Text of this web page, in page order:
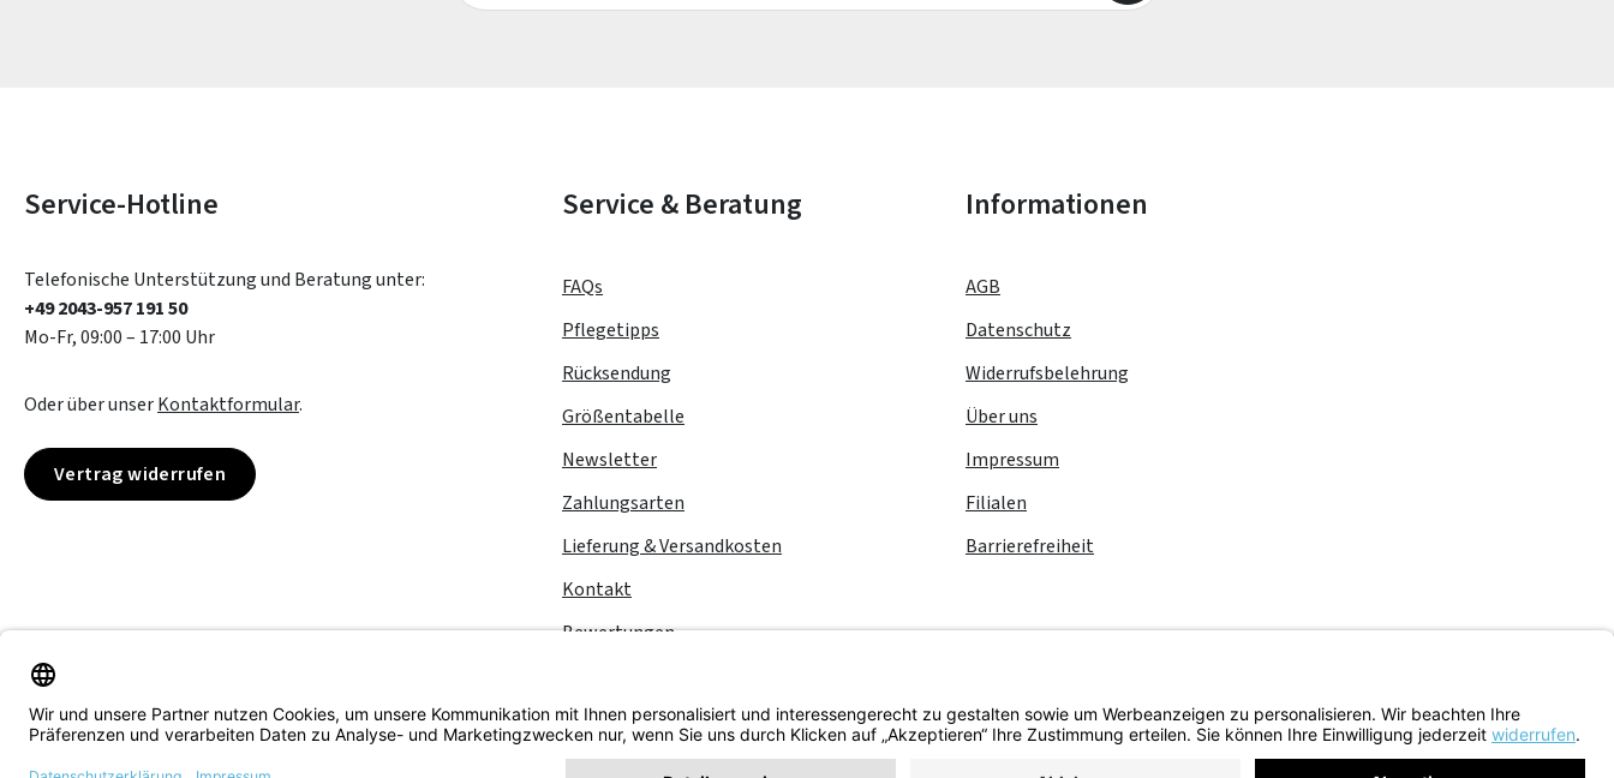
Service-Hotline
Telefonische Unterstützung und Beratung unter:
+49 2043-957 191 50
Mo-Fr, 09:00 – 17:00 Uhr
Oder über unserKontaktformular.
Vertrag widerrufen
Service & Beratung
FAQs
Pflegetipps
Rücksendung
Größentabelle
Newsletter
Zahlungsarten
Lieferung & Versandkosten
Kontakt
Bewertungen
Informationen
AGB
Datenschutz
Widerrufsbelehrung
Über uns
Impressum
Filialen
Barrierefreiheit